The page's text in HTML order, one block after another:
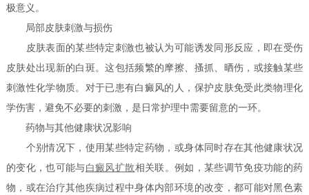
极意义。
局部皮肤刺激与损伤
皮肤表面的某些特定刺激也被认为可能诱发同形反应，即在受伤
皮肤处出现新的白斑。这包括频繁的摩擦、搔抓、晒伤，或接触某些
刺激性化学物质。对于已患有白癜风的人，保护皮肤免受此类物理化
学伤害，避免不必要的刺激，是日常护理中需要留意的一环。
药物与其他健康状况影响
个别情况下，使用某些特定药物，或身体同时存在其他健康状况
的变化，也可能与白癜风扩散相关联。例如，某些调节免疫功能的药
物，或在治疗其他疾病过程中身体内部环境的改变，都可能对黑色素